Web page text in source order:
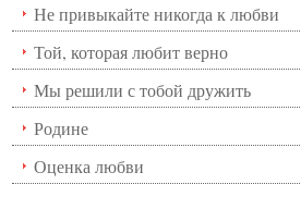
Не привыкайте никогда к любви
Той, которая любит верно
Мы решили с тобой дружить
Родине
Оценка любви